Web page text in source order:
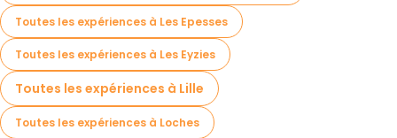
Toutes les expériences à Les Epesses
Toutes les expériences à Les Eyzies
Toutes les expériences à Lille
Toutes les expériences à Loches